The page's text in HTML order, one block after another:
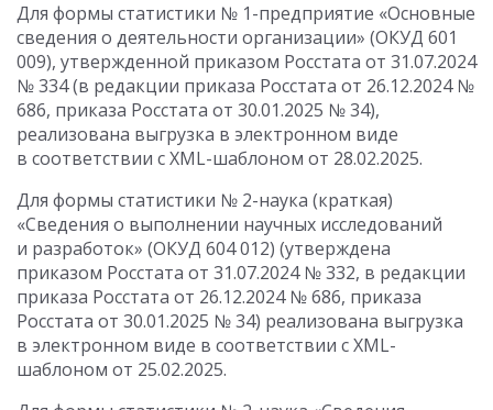
Для формы статистики № 1-предприятие «Основные
сведения о деятельности организации» (ОКУД 601
009), утвержденной приказом Росстата от 31.07.2024
№ 334 (в редакции приказа Росстата от 26.12.2024№
686, приказа Росстата от 30.01.2025 № 34),
реализована выгрузка в электронном виде
в соответствии с XML-шаблоном от 28.02.2025.
Для формы статистики № 2-наука (краткая)
«Сведения о выполнении научных исследований
и разработок» (ОКУД 604 012) (утверждена
приказом Росстата от 31.07.2024№ 332, в редакции
приказа Росстата от 26.12.2024№ 686, приказа
Росстата от 30.01.2025 № 34) реализована выгрузка
в электронном виде в соответствии с XML-
шаблоном от 25.02.2025.